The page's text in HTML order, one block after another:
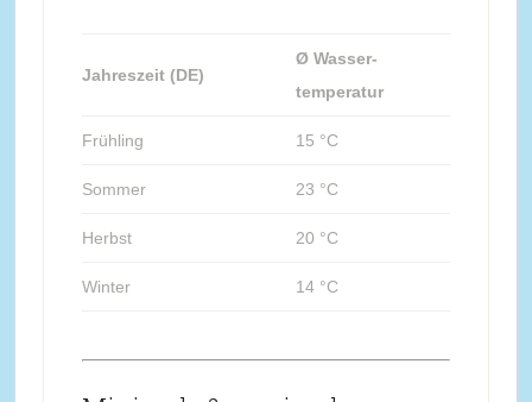
Jahreszeit (DE)
Ø Wasser-
temperatur
Frühling 15 °C
Sommer 23 °C
Herbst 20 °C
Winter 14 °C